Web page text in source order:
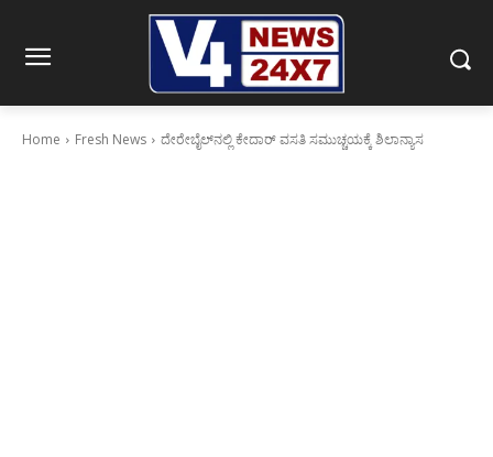
Home Fresh News ದೇರೇಬೈಲ್‍ನಲ್ಲಿ ಕೇದಾರ್ ವಸತಿ ಸಮುಚ್ಚಯಕ್ಕೆ ಶಿಲಾನ್ಯಾಸ